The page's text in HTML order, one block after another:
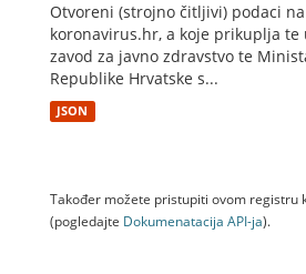
Otvoreni (strojno čitljivi) podaci
koronavirus.hr, a koje prikuplja te
zavod za javno zdravstvo te
Republike Hrvatske s...
JSON
Također možete pristupiti ovom registru
(pogledajte Dokumenаtаcijа API-jа).